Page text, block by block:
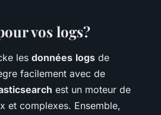
vos logs?
les données logs de
facilement avec de
est un moteur de
et complexes. Ensemble,